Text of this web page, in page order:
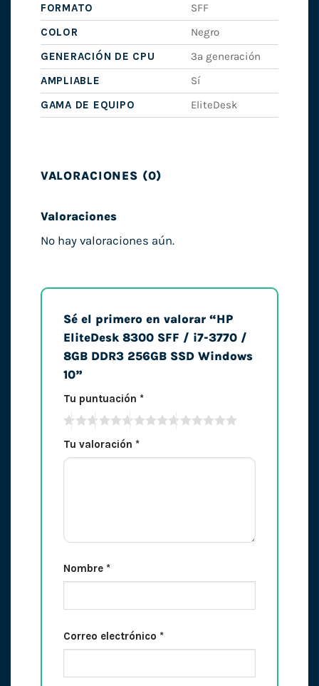
FORMATO
SFF
COLOR
Negro
GENERACIÓN DE CPU
3ª generación
AMPLIABLE
Sí
GAMA DE EQUIPO
EliteDesk
VALORACIONES (0)
Valoraciones
No hay valoraciones aún.
Sé el primero en valorar “HP
EliteDesk 8300 SFF / i7-3770 /
8GB DDR3 256GB SSD Windows
10”
Tu puntuación *
Tu valoración *
Nombre *
Correo electrónico *